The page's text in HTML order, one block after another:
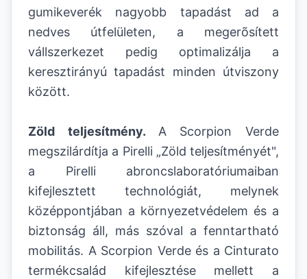
gumikeverék nagyobb tapadást ad a
nedves útfelületen, a megerõsített
vállszerkezet pedig optimalizálja a
keresztirányú tapadást minden útviszony
között.
Zöld teljesítmény. A Scorpion Verde
megszilárdítja a Pirelli „Zöld teljesítményét",
a Pirelli abroncslaboratóriumaiban
kifejlesztett technológiát, melynek
középpontjában a környezetvédelem és a
biztonság áll, más szóval a fenntartható
mobilitás. A Scorpion Verde és a Cinturato
termékcsalád kifejlesztése mellett a